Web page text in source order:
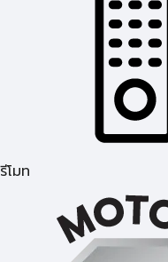
รีโมท